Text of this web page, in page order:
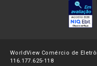
WorldView Comércio de
116.177.625-118